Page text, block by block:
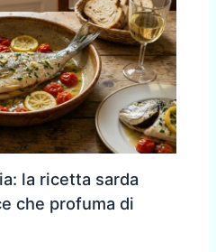
la ricetta sarda
che profuma di